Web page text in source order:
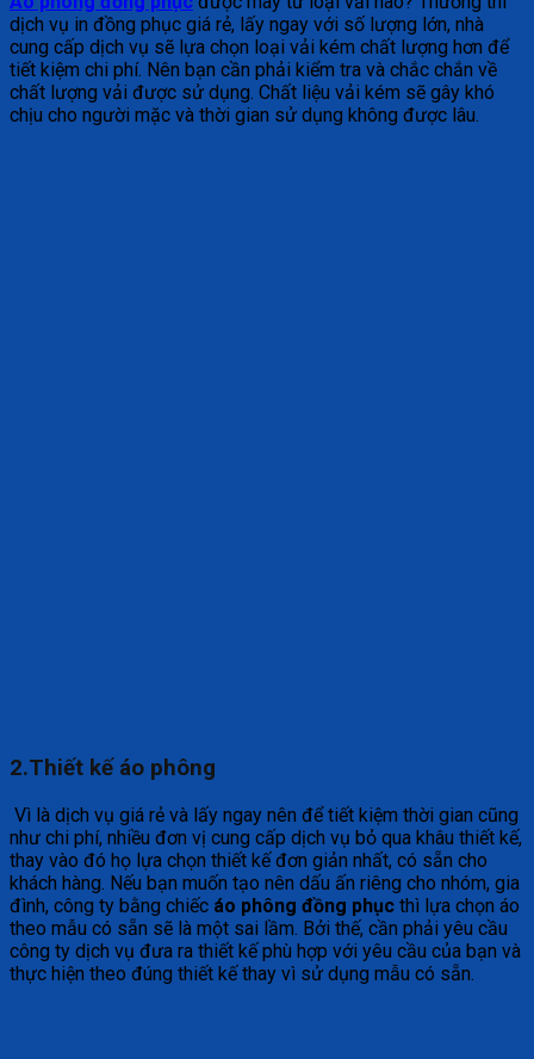
dịch vụ in đồng phục giá rẻ, lấy ngay với số lượng lớn, nhà
cung cấp dịch vụ sẽ lựa chọn loại vải kém chất lượng hơn để
tiết kiệm chi phí. Nên bạn cần phải kiểm tra và chắc chắn về
chất lượng vải được sử dụng. Chất liệu vải kém sẽ gây khó
chịu cho người mặc và thời gian sử dụng không được lâu.
2.Thiết kế áo phông
Vì là dịch vụ giá rẻ và lấy ngay nên để tiết kiệm thời gian cũng
như chi phí, nhiều đơn vị cung cấp dịch vụ bỏ qua khâu thiết kế,
thay vào đó họ lựa chọn thiết kế đơn giản nhất, có sẵn cho
khách hàng. Nếu bạn muốn tạo nên dấu ấn riêng cho nhóm, gia
đình, công ty bằng chiếc áo phông đồng phục thì lựa chọn áo
theo mẫu có sẵn sẽ là một sai lầm. Bởi thế, cần phải yêu cầu
công ty dịch vụ đưa ra thiết kế phù hợp với yêu cầu của bạn và
thực hiện theo đúng thiết kế thay vì sử dụng mẫu có sẵn.